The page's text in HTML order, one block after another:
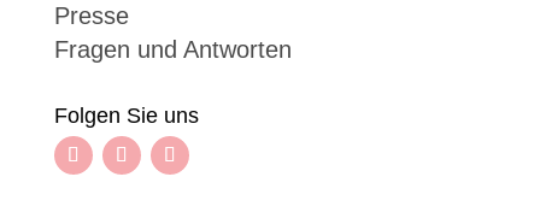
Presse
Fragen und Antworten
Folgen Sie uns